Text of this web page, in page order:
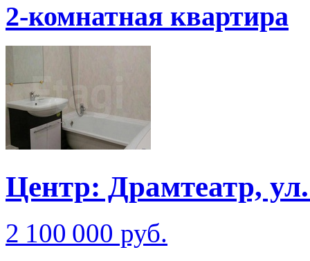
2-комнатная квартира
Центр: Драмтеатр,
2 100 000 руб.